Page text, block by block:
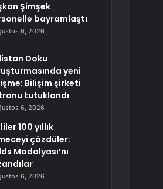
Şimşek
bayramlaştı
6, 2026
Doku
yeni
Bilişim şirketi
tutuklandı
6, 2026
100 yıllık
çözdüler:
Madalyası’nı
6, 2026